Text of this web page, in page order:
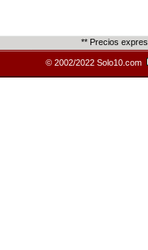
** Precios
© 2002/2022 Solo10.com